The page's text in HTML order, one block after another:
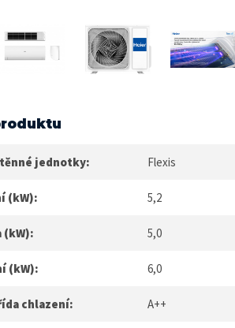
jednotky: Flexis
(kW): 5,2
(kW): 5,0
(kW): 6,0
chlazení: A++